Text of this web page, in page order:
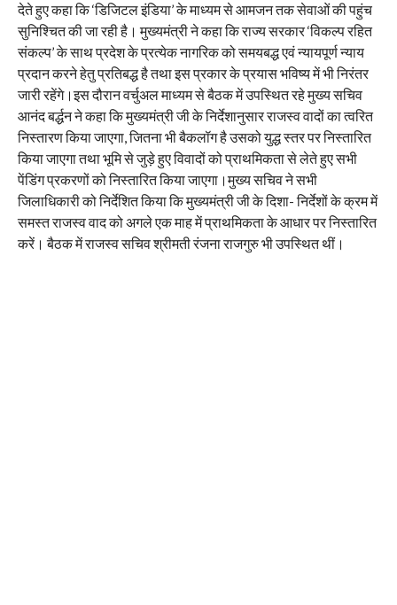
देते हुए कहा कि ‘डिजिटल इंडिया’ के माध्यम से आमजन तक सेवाओं की पहुंच
सुनिश्चित की जा रही है। मुख्यमंत्री ने कहा कि राज्य सरकार ‘विकल्प रहित
संकल्प’ के साथ प्रदेश के प्रत्येक नागरिक को समयबद्ध एवं न्यायपूर्ण न्याय
प्रदान करने हेतु प्रतिबद्ध है तथा इस प्रकार के प्रयास भविष्य में भी निरंतर
जारी रहेंगे।इस दौरान वर्चुअल माध्यम से बैठक में उपस्थित रहे मुख्य सचिव
आनंद बर्द्धन ने कहा कि मुख्यमंत्री जी के निर्देशानुसार राजस्व वादों का त्वरित
निस्तारण किया जाएगा, जितना भी बैकलॉग है उसको युद्ध स्तर पर निस्तारित
किया जाएगा तथा भूमि से जुड़े हुए विवादों को प्राथमिकता से लेते हुए सभी
पेंडिंग प्रकरणों को निस्तारित किया जाएगा।मुख्य सचिव ने सभी
जिलाधिकारी को निर्देशित किया कि मुख्यमंत्री जी के दिशा- निर्देशों के क्रम में
समस्त राजस्व वाद को अगले एक माह में प्राथमिकता के आधार पर निस्तारित
करें। बैठक में राजस्व सचिव श्रीमती रंजना राजगुरु भी उपस्थित थीं।